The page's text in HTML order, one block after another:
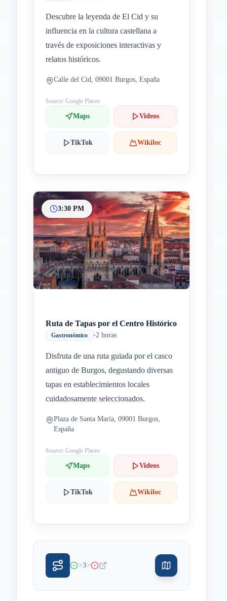
Descubre la leyenda de El Cid y su
influencia en la cultura castellana a
través de exposiciones interactivas y
relatos históricos.
Calle del Cid, 09001 Burgos, España
Source: Google Places
Maps Videos
TikTok Wikiloc
3:30 PM
Ruta de Tapas por el Centro Histórico
Gastronómico •2 horas
Disfruta de una ruta guiada por el casco
antiguo de Burgos, degustando diversas
tapas en establecimientos locales
cuidadosamente seleccionados.
Plaza de Santa María, 09001 Burgos,
España
Source: Google Places
Maps Videos
TikTok Wikiloc
>3>